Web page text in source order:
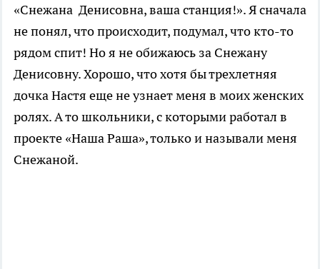
«Снежана Денисовна, ваша станция!». Я сначала
не понял, что происходит, подумал, что кто-то
рядом спит! Но я не обижаюсь за Снежану
Денисовну. Хорошо, что хотя бы трехлетняя
дочка Настя еще не узнает меня в моих женских
ролях. А то школьники, с которыми работал в
проекте «Наша Раша», только и называли меня
Снежаной.